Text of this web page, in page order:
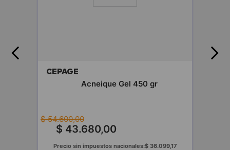
CEPAGE
Acneique Gel 450 gr
$ 54.600,00
$ 43.680,00
Precio sin impuestos nacionales:$ 36.099,17